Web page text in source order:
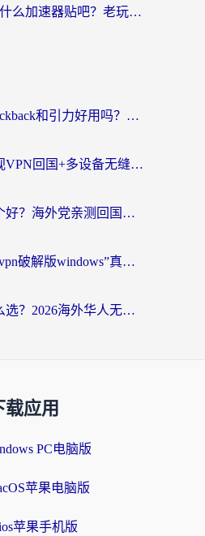
海外玩龙之谷2用什么加速器贴吧？老玩家实测推荐，附新加坡猎魂觉醒国外剑与远征加速攻略
海外党必看：Quickback和引力好用吗？3分钟搞懂回国加速器怎么选
海外党必看：电视VPN回国+多设备无缝访问国内资源的实用指南
云极和GOGO哪个好？海外党亲测回国加速器选择指南（附iOS免费&Windows VPN实用技巧）
海外党别踩坑！“vpn破解版windows”真的能用？教你选对回国加速器无缝刷国内资源
北美看剧神器怎么选？2026海外华人无缝访问国内资源全攻略
载应用
PC电脑版
苹果电脑版
苹果手机版